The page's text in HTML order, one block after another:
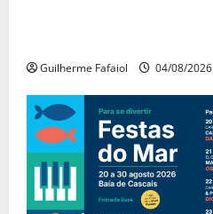
Guilherme Fafaiol 04/08/2026